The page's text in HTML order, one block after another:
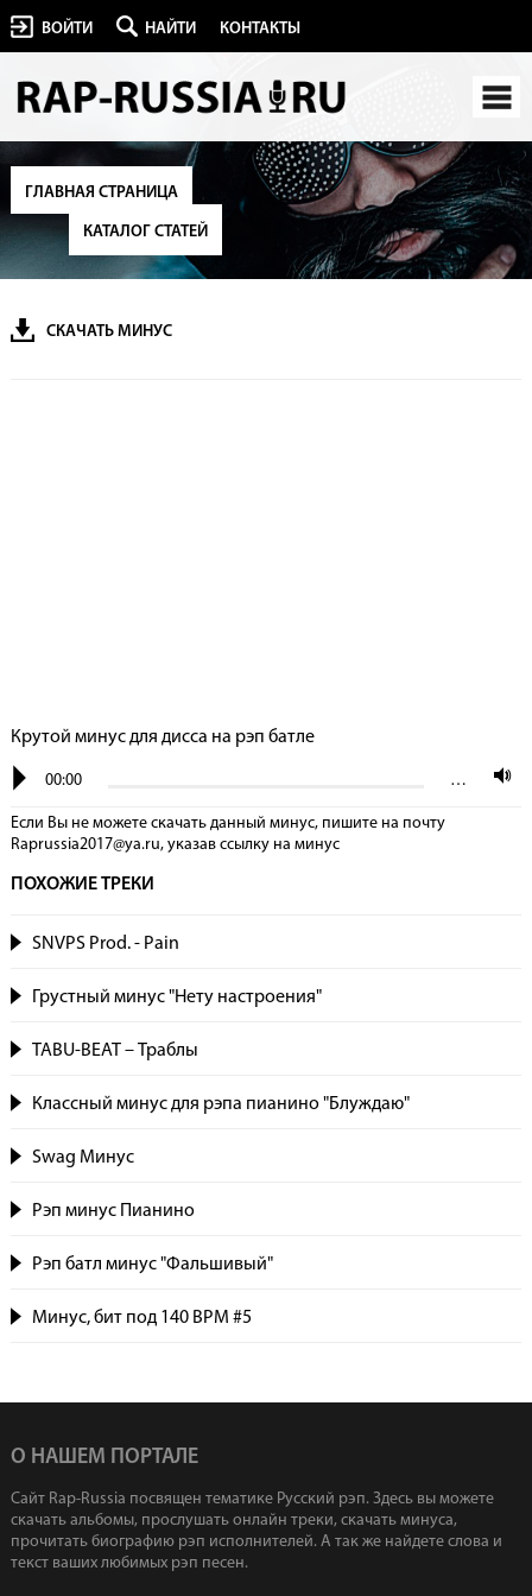
ВОЙТИ НАЙТИ КОНТАКТЫ
ГЛАВНАЯ СТРАНИЦА
КАТАЛОГ СТАТЕЙ
СКАЧАТЬ МИНУС
Крутой минус для дисса на рэп батле
00:00 …
Если Вы не можете скачать данный минус, пишите на почту
Raprussia2017@ya.ru, указав сcылку на минус
ПОХОЖИЕ ТРЕКИ
SNVPS Prod. - Pain
Грустный минус "Нету настроения"
TABU-BEAT – Траблы
Классный минус для рэпа пианино "Блуждаю"
Swag Минус
Рэп минус Пианино
Рэп батл минус "Фальшивый"
Минус, бит под 140 BPM #5
О НАШЕМ ПОРТАЛЕ
Сайт Rap-Russia посвящен тематике Русский рэп. Здесь вы можете
скачать альбомы, прослушать онлайн треки, скачать минуса,
прочитать биографию рэп исполнителей. А так же найдете слова и
текст ваших любимых рэп песен.